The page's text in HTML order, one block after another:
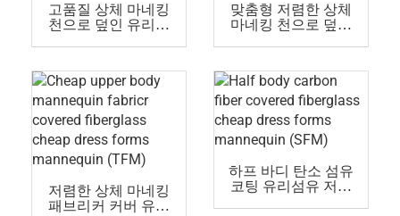
고품질 상체 마네킹
천으로 덮인 유리섬
맞춤형 저렴한 상체
마네킹 천으로 덮인
(UFM)
저렴한 상체 마네킹
패브리커 커버 유리
하프 바디 탄소 섬유
코팅 유리섬유 저렴